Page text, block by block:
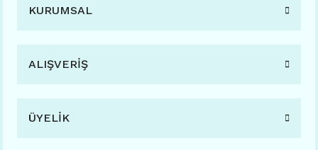
KURUMSAL
ALIŞVERİŞ
ÜYELİK